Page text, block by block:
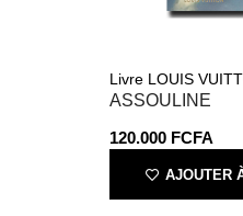
Livre LOUIS
ASSOULINE
120.000 FCFA
AJOUTER